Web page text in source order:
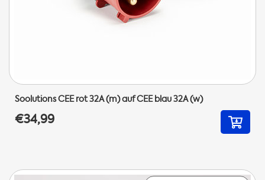
Soolutions CEE rot 32A (m) auf CEE blau 32A (w)
€34,99